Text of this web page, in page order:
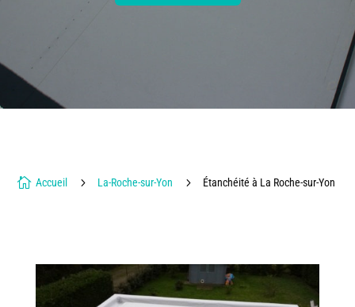
 Accueil 5 La-Roche-sur-Yon 5 Étanchéité à La Roche-sur-Yon